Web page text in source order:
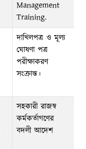
Management
Training.
দাখিলপত্র ও মূল্য
ঘোষণা পত্র
পরীক্ষাকরণ
সংক্রান্ত।
সহকারী রাজস্ব
কর্মকর্তাগণের
বদলী আদেশ